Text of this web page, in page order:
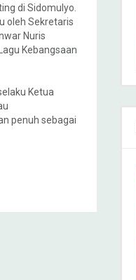
di Sidomulyo.
oleh Sekretaris
Nuris
Kebangsaan
Ketua
penuh sebagai